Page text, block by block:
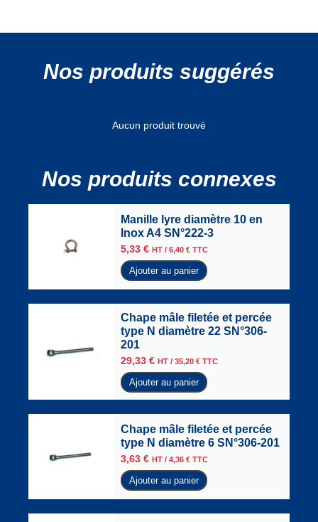
Nos produits suggérés
Aucun produit trouvé
Nos produits connexes
Manille lyre diamètre 10 en
Inox A4 SN°222-3
5,33 € HT / 6,40 € TTC
Ajouter au panier
Chape mâle filetée et percée
type N diamètre 22 SN°306-
201
29,33 € HT / 35,20 € TTC
Ajouter au panier
Chape mâle filetée et percée
type N diamètre 6 SN°306-201
3,63 € HT / 4,36 € TTC
Ajouter au panier